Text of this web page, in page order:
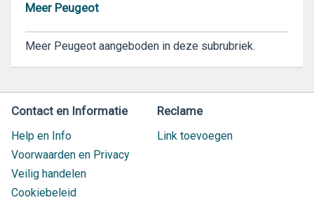
Meer Peugeot
Meer Peugeot aangeboden in deze subrubriek.
Contact en Informatie
Help en Info
Voorwaarden en Privacy
Veilig handelen
Cookiebeleid
Reclame
Link toevoegen